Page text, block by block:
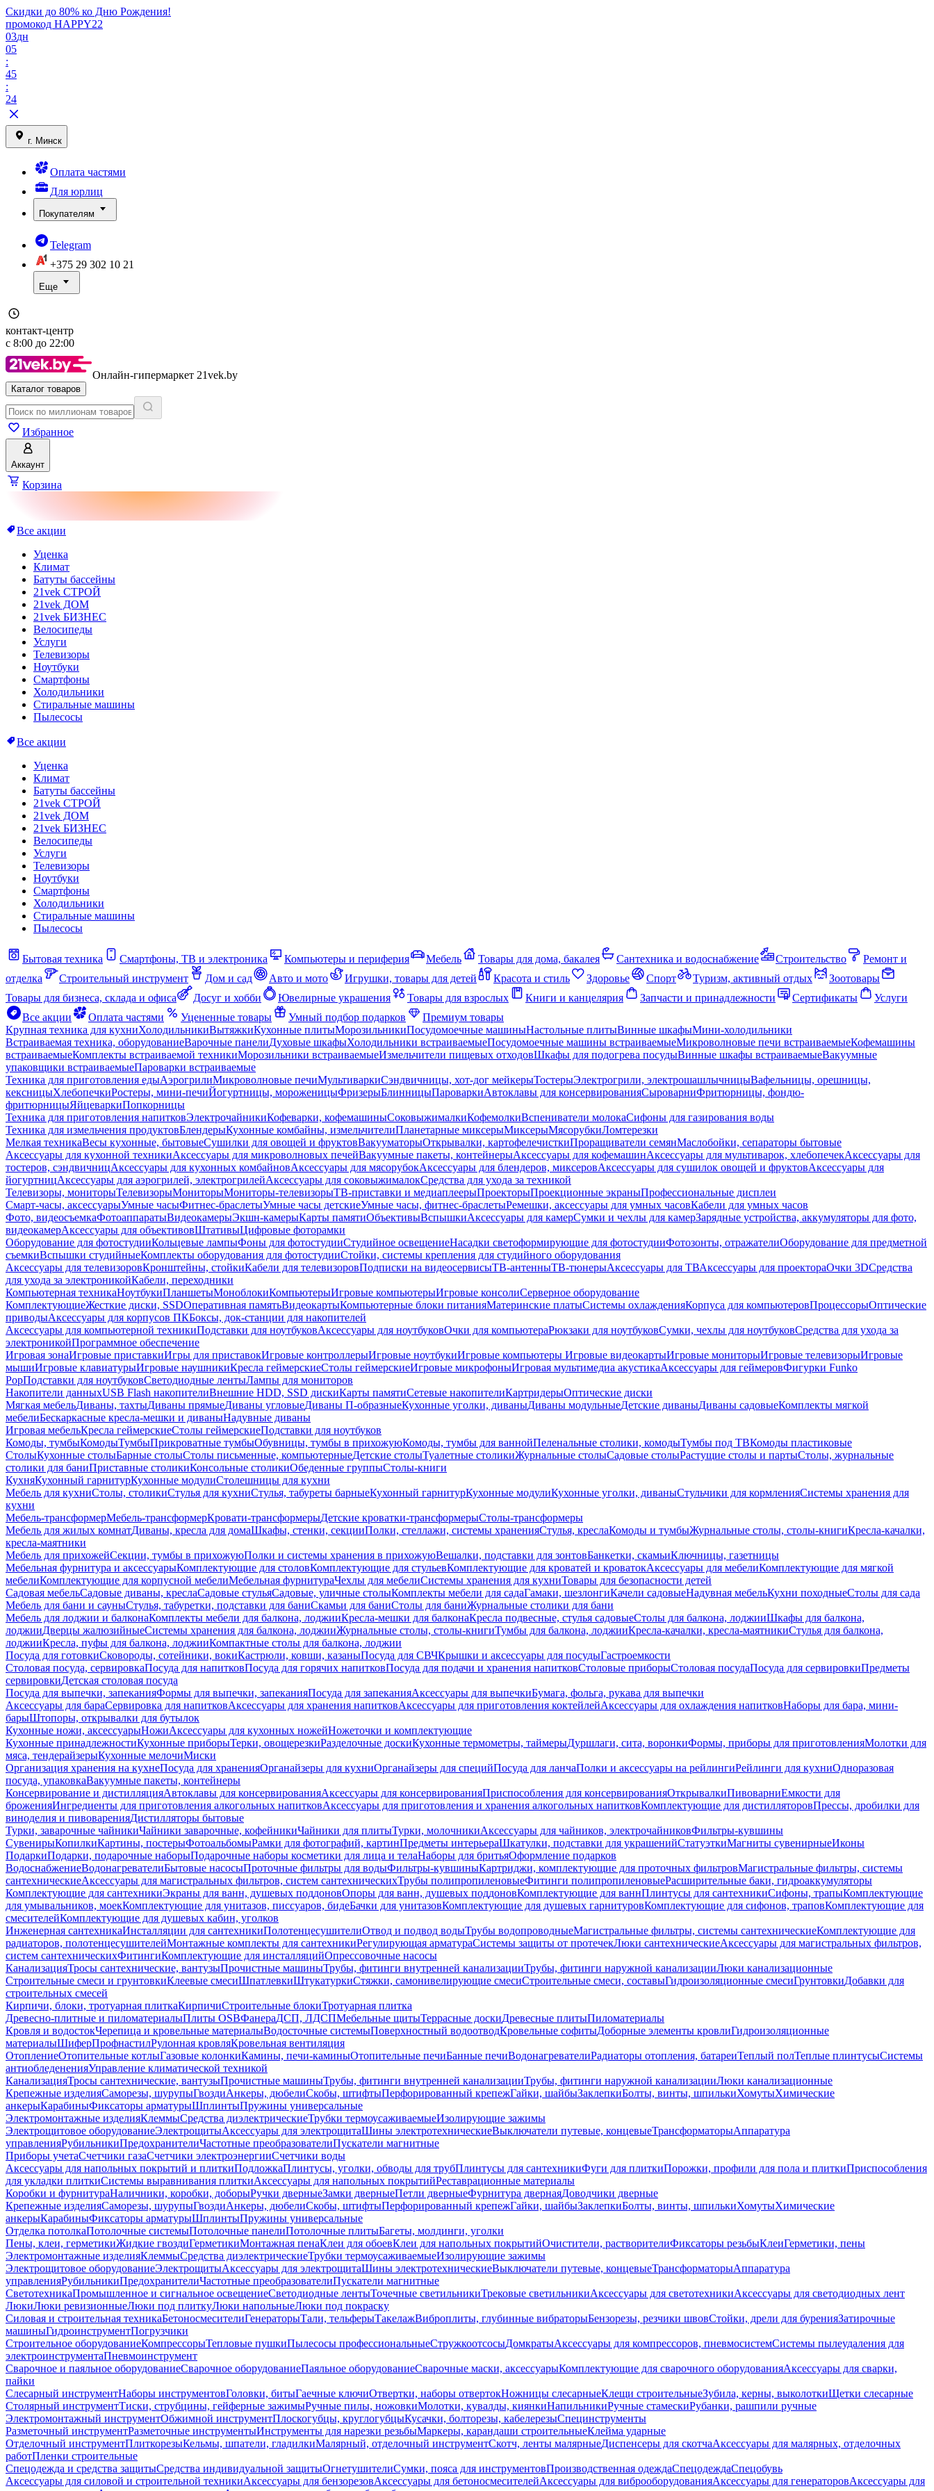
Скидки до 80% ко Дню Рождения!
промокод HAPPY22
03дн
05
:
45
:
24
г. Минск
Оплата частями
Для юрлиц
Покупателям
Telegram
+375 29 302 10 21
Еще
контакт-центр
с 8:00 до 22:00
Онлайн-гипермаркет 21vek.by
Каталог товаров
Избранное
Аккаунт
Корзина
Все акции
Уценка
Климат
Батуты бассейны
21vek СТРОЙ
21vek ДОМ
21vek БИЗНЕС
Велосипеды
Услуги
Телевизоры
Ноутбуки
Смартфоны
Холодильники
Стиральные машины
Пылесосы
Все акции
Уценка
Климат
Батуты бассейны
21vek СТРОЙ
21vek ДОМ
21vek БИЗНЕС
Велосипеды
Услуги
Телевизоры
Ноутбуки
Смартфоны
Холодильники
Стиральные машины
Пылесосы
Бытовая техника Смартфоны, ТВ и электроника Компьютеры и периферия Мебель Товары для дома, бакалея Сантехника и водоснабжение Строительство
Ремонт и
отделка
Строительный инструмент Дом и сад Авто и мото Игрушки, товары для детей Красота и стиль Здоровье Спорт Туризм, активный отдых
Зоотовары
Товары для бизнеса, склада и офиса
Досуг и хобби Ювелирные украшения Товары для взрослых Книги и канцелярия Запчасти и принадлежности Сертификаты
Услуги
Все акции
Оплата частями Уцененные товары Умный подбор подарков
Премиум товары
Крупная техника для кухниХолодильникиВытяжкиКухонные плитыМорозильникиПосудомоечные машиныНастольные плитыВинные шкафыМини-холодильники
Встраиваемая техника, оборудованиеВарочные панелиДуховые шкафыХолодильники встраиваемыеПосудомоечные машины встраиваемыеМикроволновые печи встраиваемыеКофемашины
встраиваемыеКомплекты встраиваемой техникиМорозильники встраиваемыеИзмельчители пищевых отходовШкафы для подогрева посудыВинные шкафы встраиваемыеВакуумные
упаковщики встраиваемыеПароварки встраиваемые
Техника для приготовления едыАэрогрилиМикроволновые печиМультиваркиСэндвичницы, хот-дог мейкерыТостерыЭлектрогрили, электрошашлычницыВафельницы, орешницы,
кексницыХлебопечкиРостеры, мини-печиЙогуртницы, мороженицыФризерыБлинницыПароваркиАвтоклавы для консервированияСыроварниФритюрницы, фондю-
фритюрницыЯйцеваркиПопкорницы
Техника для приготовления напитковЭлектрочайникиКофеварки, кофемашиныСоковыжималкиКофемолкиВспениватели молокаСифоны для газирования воды
Техника для измельчения продуктовБлендерыКухонные комбайны, измельчителиПланетарные миксерыМиксерыМясорубкиЛомтерезки
Мелкая техникаВесы кухонные, бытовыеСушилки для овощей и фруктовВакууматорыОткрывалки, картофелечисткиПроращиватели семянМаслобойки, сепараторы бытовые
Аксессуары для кухонной техникиАксессуары для микроволновых печейВакуумные пакеты, контейнерыАксессуары для кофемашинАксессуары для мультиварок, хлебопечекАксессуары для
тостеров, сэндвичницАксессуары для кухонных комбайновАксессуары для мясорубокАксессуары для блендеров, миксеровАксессуары для сушилок овощей и фруктовАксессуары для
йогуртницАксессуары для аэрогрилей, электрогрилейАксессуары для соковыжималокСредства для ухода за техникой
Телевизоры, мониторыТелевизорыМониторыМониторы-телевизорыТВ-приставки и медиаплеерыПроекторыПроекционные экраныПрофессиональные дисплеи
Смарт-часы, аксессуарыУмные часыФитнес-браслетыУмные часы детскиеУмные часы, фитнес-браслетыРемешки, аксессуары для умных часовКабели для умных часов
Фото, видеосъемкаФотоаппаратыВидеокамерыЭкшн-камерыКарты памятиОбъективыВспышкиАксессуары для камерСумки и чехлы для камерЗарядные устройства, аккумуляторы для фото,
видеокамерАксессуары для объективовШтативыЦифровые фоторамки
Оборудование для фотостудииКольцевые лампыФоны для фотостудииСтудийное освещениеНасадки светоформирующие для фотостудииФотозонты, отражателиОборудование для предметной
съемкиВспышки студийныеКомплекты оборудования для фотостудииСтойки, системы крепления для студийного оборудования
Аксессуары для телевизоровКронштейны, стойкиКабели для телевизоровПодписки на видеосервисыТВ-антенныТВ-тюнерыАксессуары для ТВАксессуары для проектораОчки 3DСредства
для ухода за электроникойКабели, переходники
Компьютерная техникаНоутбукиПланшетыМоноблокиКомпьютерыИгровые компьютерыИгровые консолиСерверное оборудование
КомплектующиеЖесткие диски, SSDОперативная памятьВидеокартыКомпьютерные блоки питанияМатеринские платыСистемы охлажденияКорпуса для компьютеровПроцессорыОптические
приводыАксессуары для корпусов ПКБоксы, док-станции для накопителей
Аксессуары для компьютерной техникиПодставки для ноутбуковАксессуары для ноутбуковОчки для компьютераРюкзаки для ноутбуковСумки, чехлы для ноутбуковСредства для ухода за
электроникойПрограммное обеспечение
Игровая зонаИгровые приставкиИгры для приставокИгровые контроллерыИгровые ноутбукиИгровые компьютеры Игровые видеокартыИгровые мониторыИгровые телевизорыИгровые
мышиИгровые клавиатурыИгровые наушникиКресла геймерскиеСтолы геймерскиеИгровые микрофоныИгровая мультимедиа акустикаАксессуары для геймеровФигурки Funko
PopПодставки для ноутбуковСветодиодные лентыЛампы для мониторов
Накопители данныхUSB Flash накопителиВнешние HDD, SSD дискиКарты памятиСетевые накопителиКартридерыОптические диски
Мягкая мебельДиваны, тахтыДиваны прямыеДиваны угловыеДиваны П-образныеКухонные уголки, диваныДиваны модульныеДетские диваныДиваны садовыеКомплекты мягкой
мебелиБескаркасные кресла-мешки и диваныНадувные диваны
Игровая мебельКресла геймерскиеСтолы геймерскиеПодставки для ноутбуков
Комоды, тумбыКомодыТумбыПрикроватные тумбыОбувницы, тумбы в прихожуюКомоды, тумбы для ваннойПеленальные столики, комодыТумбы под ТВКомоды пластиковые
СтолыКухонные столыБарные столыСтолы письменные, компьютерныеДетские столыТуалетные столикиЖурнальные столыСадовые столыРастущие столы и партыСтолы, журнальные
столики для баниПриставные столикиКонсольные столикиОбеденные группыСтолы-книги
КухняКухонный гарнитурКухонные модулиСтолешницы для кухни
Мебель для кухниСтолы, столикиСтулья для кухниСтулья, табуреты барныеКухонный гарнитурКухонные модулиКухонные уголки, диваныСтульчики для кормленияСистемы хранения для
кухни
Мебель-трансформерМебель-трансформерКровати-трансформерыДетские кроватки-трансформерыСтолы-трансформеры
Мебель для жилых комнатДиваны, кресла для домаШкафы, стенки, секцииПолки, стеллажи, системы храненияСтулья, креслаКомоды и тумбыЖурнальные столы, столы-книгиКресла-качалки,
кресла-маятники
Мебель для прихожейСекции, тумбы в прихожуюПолки и системы хранения в прихожуюВешалки, подставки для зонтовБанкетки, скамьиКлючницы, газетницы
Мебельная фурнитура и аксессуарыКомплектующие для столовКомплектующие для стульевКомплектующие для кроватей и кроватокАксессуары для мебелиКомплектующие для мягкой
мебелиКомплектующие для корпусной мебелиМебельная фурнитураЧехлы для мебелиСистемы хранения для кухниТовары для безопасности детей
Садовая мебельСадовые диваны, креслаСадовые стульяСадовые, уличные столыКомплекты мебели для садаГамаки, шезлонгиКачели садовыеНадувная мебельКухни походныеСтолы для сада
Мебель для бани и сауныСтулья, табуретки, подставки для баниСкамьи для баниСтолы для баниЖурнальные столики для бани
Мебель для лоджии и балконаКомплекты мебели для балкона, лоджииКресла-мешки для балконаКресла подвесные, стулья садовыеСтолы для балкона, лоджииШкафы для балкона,
лоджииДверцы жалюзийныеСистемы хранения для балкона, лоджииЖурнальные столы, столы-книгиТумбы для балкона, лоджииКресла-качалки, кресла-маятникиСтулья для балкона,
лоджииКресла, пуфы для балкона, лоджииКомпактные столы для балкона, лоджии
Посуда для готовкиСковороды, сотейники, вокиКастрюли, ковши, казаныПосуда для СВЧКрышки и аксессуары для посудыГастроемкости
Столовая посуда, сервировкаПосуда для напитковПосуда для горячих напитковПосуда для подачи и хранения напитковСтоловые приборыСтоловая посудаПосуда для сервировкиПредметы
сервировкиДетская столовая посуда
Посуда для выпечки, запеканияФормы для выпечки, запеканияПосуда для запеканияАксессуары для выпечкиБумага, фольга, рукава для выпечки
Аксессуары для бараСервировка для напитковАксессуары для хранения напитковАксессуары для приготовления коктейлейАксессуары для охлаждения напитковНаборы для бара, мини-
барыШтопоры, открывалки для бутылок
Кухонные ножи, аксессуарыНожиАксессуары для кухонных ножейНожеточки и комплектующие
Кухонные принадлежностиКухонные приборыТерки, овощерезкиРазделочные доскиКухонные термометры, таймерыДуршлаги, сита, воронкиФормы, приборы для приготовленияМолотки для
мяса, тендерайзерыКухонные мелочиМиски
Организация хранения на кухнеПосуда для храненияОрганайзеры для кухниОрганайзеры для специйПосуда для ланчаПолки и аксессуары на рейлингиРейлинги для кухниОдноразовая
посуда, упаковкаВакуумные пакеты, контейнеры
Консервирование и дистилляцияАвтоклавы для консервированияАксессуары для консервированияПриспособления для консервированияОткрывалкиПивоварниЕмкости для
броженияИнгредиенты для приготовления алкогольных напитковАксессуары для приготовления и хранения алкогольных напитковКомплектующие для дистилляторовПрессы, дробилки для
виноделия и пивоваренияДистилляторы бытовые
Турки, заварочные чайникиЧайники заварочные, кофейникиЧайники для плитыТурки, молочникиАксессуары для чайников, электрочайниковФильтры-кувшины
СувенирыКопилкиКартины, постерыФотоальбомыРамки для фотографий, картинПредметы интерьераШкатулки, подставки для украшенийСтатуэткиМагниты сувенирныеИконы
ПодаркиПодарки, подарочные наборыПодарочные наборы косметики для лица и телаНаборы для бритьяОформление подарков
ВодоснабжениеВодонагревателиБытовые насосыПроточные фильтры для водыФильтры-кувшиныКартриджи, комплектующие для проточных фильтровМагистральные фильтры, системы
сантехническиеАксессуары для магистральных фильтров, систем сантехническихТрубы полипропиленовыеФитинги полипропиленовыеРасширительные баки, гидроаккумуляторы
Комплектующие для сантехникиЭкраны для ванн, душевых поддоновОпоры для ванн, душевых поддоновКомплектующие для ваннПлинтусы для сантехникиСифоны, трапыКомплектующие
для умывальников, моекКомплектующие для унитазов, писсуаров, бидеБачки для унитазовКомплектующие для душевых гарнитуровКомплектующие для сифонов, траповКомплектующие для
смесителейКомплектующие для душевых кабин, уголков
Инженерная сантехникаИнсталляции для сантехникиПолотенцесушителиОтвод и подвод водыТрубы водопроводныеМагистральные фильтры, системы сантехническиеКомплектующие для
радиаторов, полотенцесушителейМонтажные комплекты для сантехникиРегулирующая арматураСистемы защиты от протечекЛюки сантехническиеАксессуары для магистральных фильтров,
систем сантехническихФитингиКомплектующие для инсталляцийОпрессовочные насосы
КанализацияТросы сантехнические, вантузыПрочистные машиныТрубы, фитинги внутренней канализацииТрубы, фитинги наружной канализацииЛюки канализационные
Строительные смеси и грунтовкиКлеевые смесиШпатлевкиШтукатуркиСтяжки, самонивелирующие смесиСтроительные смеси, составыГидроизоляционные смесиГрунтовкиДобавки для
строительных смесей
Кирпичи, блоки, тротуарная плиткаКирпичиСтроительные блокиТротуарная плитка
Древесно-плитные и пиломатериалыПлиты OSBФанераДСП, ЛДСПМебельные щитыТеррасные доскиДревесные плитыПиломатериалы
Кровля и водостокЧерепица и кровельные материалыВодосточные системыПоверхностный водоотводКровельные софитыДоборные элементы кровлиГидроизоляционные
материалыШиферПрофнастилРулонная кровляКровельная вентиляция
ОтоплениеОтопительные котлыГазовые колонкиКамины, печи-каминыОтопительные печиБанные печиВодонагревателиРадиаторы отопления, батареиТеплый полТеплые плинтусыСистемы
антиобледененияУправление климатической техникой
КанализацияТросы сантехнические, вантузыПрочистные машиныТрубы, фитинги внутренней канализацииТрубы, фитинги наружной канализацииЛюки канализационные
Крепежные изделияСаморезы, шурупыГвоздиАнкеры, дюбелиСкобы, штифтыПерфорированный крепежГайки, шайбыЗаклепкиБолты, винты, шпилькиХомутыХимические
анкерыКарабиныФиксаторы арматурыШплинтыПружины универсальные
Электромонтажные изделияКлеммыСредства диэлектрическиеТрубки термоусаживаемыеИзолирующие зажимы
Электрощитовое оборудованиеЭлектрощитыАксессуары для электрощитаШины электротехническиеВыключатели путевые, концевыеТрансформаторыАппаратура
управленияРубильникиПредохранителиЧастотные преобразователиПускатели магнитные
Приборы учетаСчетчики газаСчетчики электроэнергииСчетчики воды
Аксессуары для напольных покрытий и плиткиПодложкаПлинтусы, уголки, обводы для трубПлинтусы для сантехникиФуги для плиткиПорожки, профили для пола и плиткиПриспособления
для укладки плиткиСистемы выравнивания плиткиАксессуары для напольных покрытийРеставрационные материалы
Коробки и фурнитураНаличники, коробки, доборыРучки дверныеЗамки дверныеПетли дверныеФурнитура двернаяДоводчики дверные
Крепежные изделияСаморезы, шурупыГвоздиАнкеры, дюбелиСкобы, штифтыПерфорированный крепежГайки, шайбыЗаклепкиБолты, винты, шпилькиХомутыХимические
анкерыКарабиныФиксаторы арматурыШплинтыПружины универсальные
Отделка потолкаПотолочные системыПотолочные панелиПотолочные плитыБагеты, молдинги, уголки
Пены, клеи, герметикиЖидкие гвоздиГерметикиМонтажная пенаКлеи для обоевКлеи для напольных покрытийОчистители, растворителиФиксаторы резьбыКлеиГерметики, пены
Электромонтажные изделияКлеммыСредства диэлектрическиеТрубки термоусаживаемыеИзолирующие зажимы
Электрощитовое оборудованиеЭлектрощитыАксессуары для электрощитаШины электротехническиеВыключатели путевые, концевыеТрансформаторыАппаратура
управленияРубильникиПредохранителиЧастотные преобразователиПускатели магнитные
СветотехникаПромышленное и сигнальное освещениеСветодиодные лентыТочечные светильникиТрековые светильникиАксессуары для светотехникиАксессуары для светодиодных лент
ЛюкиЛюки ревизионныеЛюки под плиткуЛюки напольныеЛюки под покраску
Силовая и строительная техникаБетоносмесителиГенераторыТали, тельферыТакелажВиброплиты, глубинные вибраторыБензорезы, резчики швовСтойки, дрели для буренияЗатирочные
машиныГидроинструментПогрузчики
Строительное оборудованиеКомпрессорыТепловые пушкиПылесосы профессиональныеСтружкоотсосыДомкратыАксессуары для компрессоров, пневмосистемСистемы пылеудаления для
электроинструментаПневмоинструмент
Сварочное и паяльное оборудованиеСварочное оборудованиеПаяльное оборудованиеСварочные маски, аксессуарыКомплектующие для сварочного оборудованияАксессуары для сварки,
пайки
Слесарный инструментНаборы инструментовГоловки, битыГаечные ключиОтвертки, наборы отвертокНожницы слесарныеКлещи строительныеЗубила, керны, выколоткиЩетки слесарные
Столярный инструментТиски, струбцины, гейферные зажимыРучные пилы, ножовкиМолотки, кувалды, киянкиНапильникиРучные стамескиРубанки, рашпили ручные
Электромонтажный инструментОбжимной инструментПлоскогубцы, круглогубцыКусачки, болторезы, кабелерезыСпецинструменты
Разметочный инструментРазметочные инструментыИнструменты для нарезки резьбыМаркеры, карандаши строительныеКлейма ударные
Отделочный инструментПлиткорезыКельмы, шпатели, гладилкиМалярный, отделочный инструментСкотч, ленты малярныеДиспенсеры для скотчаАксессуары для малярных, отделочных
работПленки строительные
Спецодежда и средства защитыСредства индивидуальной защитыОгнетушителиСумки, пояса для инструментовПроизводственная одеждаСпецодеждаСпецобувь
Аксессуары для силовой и строительной техникиАксессуары для бензорезовАксессуары для бетоносмесителейАксессуары для виброоборудованияАксессуары для генераторовАксессуары для